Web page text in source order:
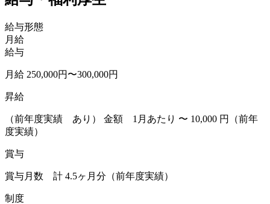
給与形態
月給
給与
月給 250,000円〜300,000円
昇給
（前年度実績 あり） 金額 1月あたり 〜 10,000 円（前年
度実績）
賞与
賞与月数 計 4.5ヶ月分（前年度実績）
制度